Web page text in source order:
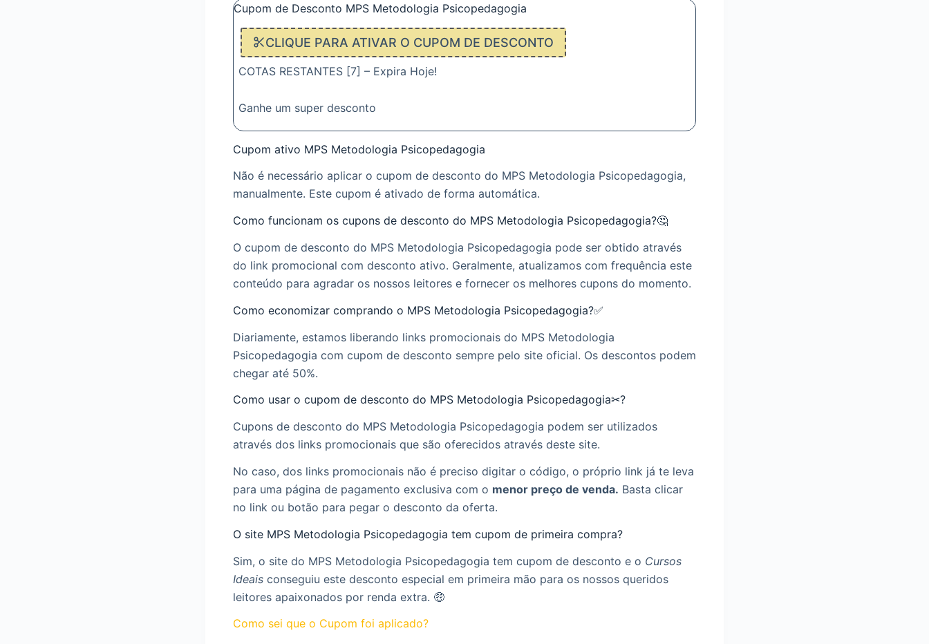
Cupom de Desconto MPS Metodologia Psicopedagogia
CLIQUE PARA ATIVAR O CUPOM DE DESCONTO
COTAS RESTANTES [7] – Expira Hoje!
Ganhe um super desconto
Cupom ativo MPS Metodologia Psicopedagogia
Não é necessário aplicar o cupom de desconto do MPS Metodologia Psicopedagogia,
manualmente. Este cupom é ativado de forma automática.
Como funcionam os cupons de desconto do MPS Metodologia Psicopedagogia?🤔
O cupom de desconto do MPS Metodologia Psicopedagogia pode ser obtido através
do link promocional com desconto ativo. Geralmente, atualizamos com frequência este
conteúdo para agradar os nossos leitores e fornecer os melhores cupons do momento.
Como economizar comprando o MPS Metodologia Psicopedagogia?✅
Diariamente, estamos liberando links promocionais do MPS Metodologia
Psicopedagogia com cupom de desconto sempre pelo site oficial. Os descontos podem
chegar até 50%.
Como usar o cupom de desconto do MPS Metodologia Psicopedagogia✂?
Cupons de desconto do MPS Metodologia Psicopedagogia podem ser utilizados
através dos links promocionais que são oferecidos através deste site.
No caso, dos links promocionais não é preciso digitar o código, o próprio link já te leva
para uma página de pagamento exclusiva com o menor preço de venda. Basta clicar
no link ou botão para pegar o desconto da oferta.
O site MPS Metodologia Psicopedagogia tem cupom de primeira compra?
Sim, o site do MPS Metodologia Psicopedagogia tem cupom de desconto e o Cursos
Ideais conseguiu este desconto especial em primeira mão para os nossos queridos
leitores apaixonados por renda extra. 🤑
Como sei que o Cupom foi aplicado?